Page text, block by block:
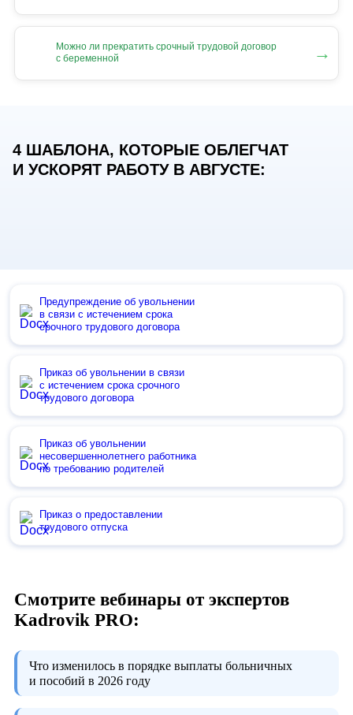
Можно ли прекратить срочный трудовой договор
с беременной
→
4 ШАБЛОНА, КОТОРЫЕ ОБЛЕГЧАТ
И УСКОРЯТ РАБОТУ В АВГУСТЕ:
Предупреждение об увольнении
в связи с истечением срока
срочного трудового договора
Приказ об увольнении в связи
с истечением срока срочного
трудового договора
Приказ об увольнении
несовершеннолетнего работника
по требованию родителей
Приказ о предоставлении
трудового отпуска
Смотрите вебинары от экспертов
Kadrovik PRO:
Что изменилось в порядке выплаты больничных
и пособий в 2026 году